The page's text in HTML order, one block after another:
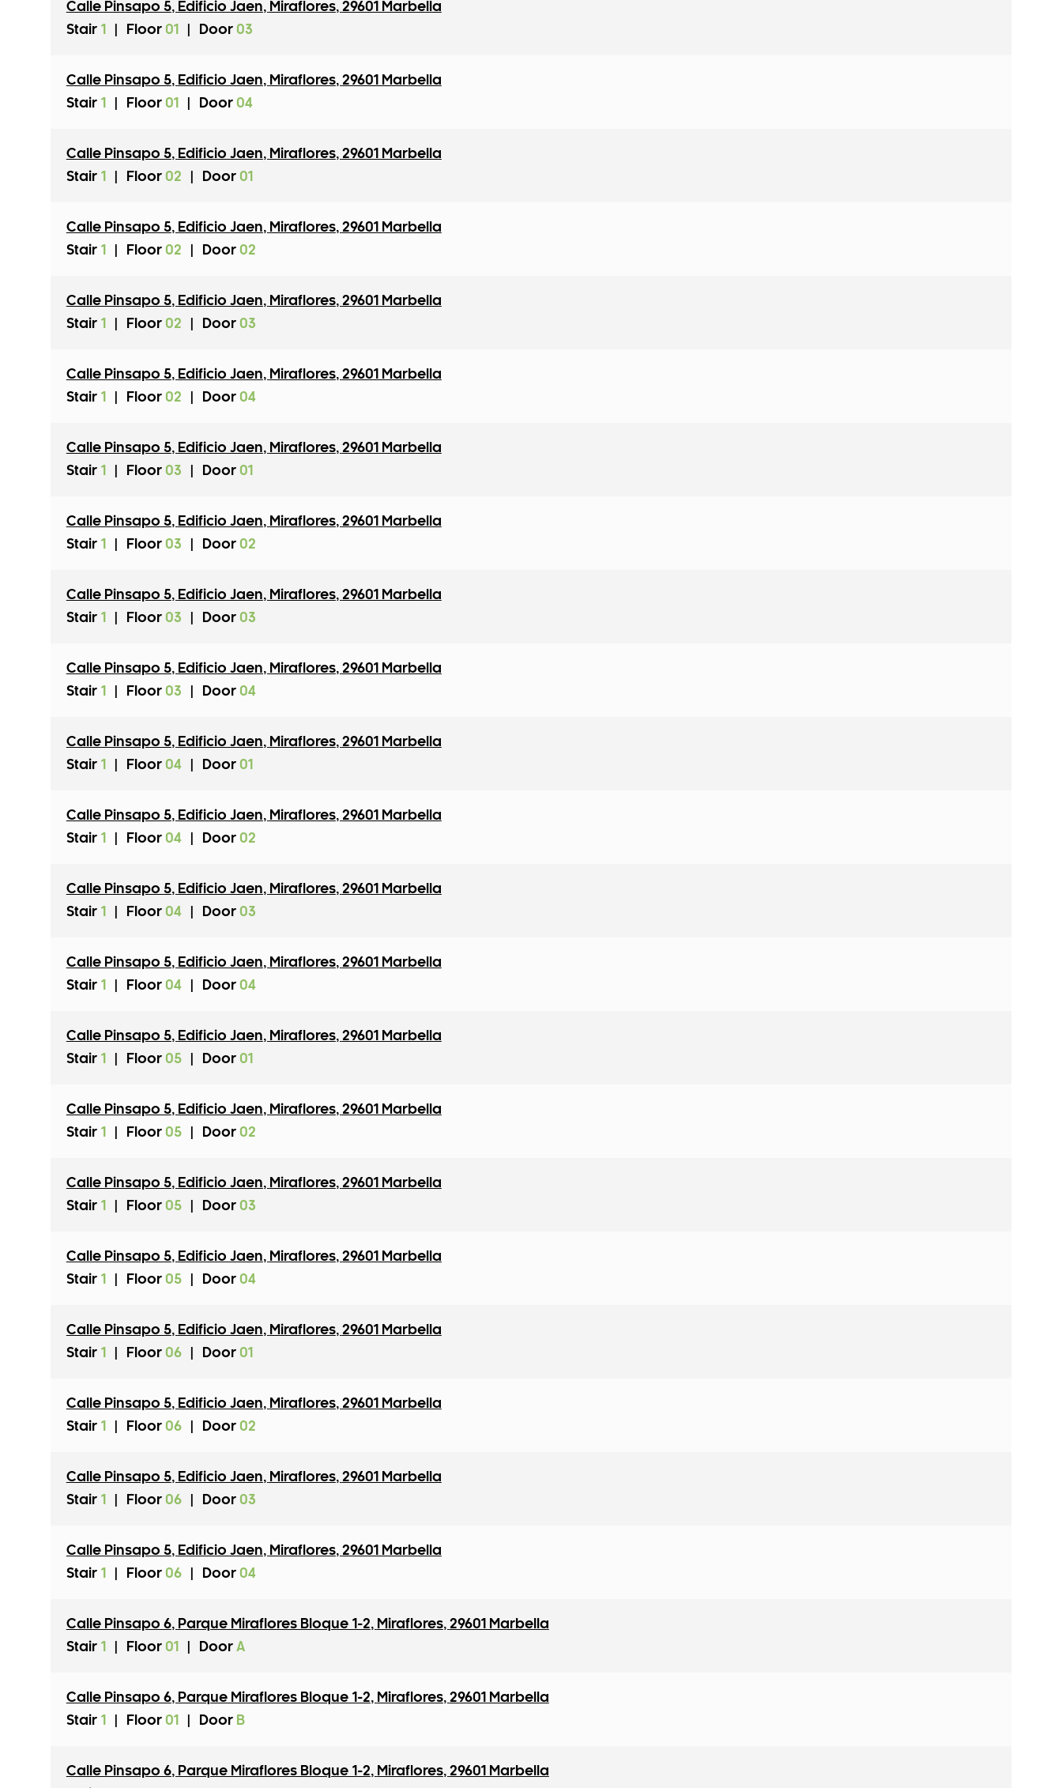
Calle Pinsapo 5, Edificio Jaen, Miraflores, 29601 Marbella
Stair 1 Floor 01 Door 03
Calle Pinsapo 5, Edificio Jaen, Miraflores, 29601 Marbella
Stair 1 Floor 01 Door 04
Calle Pinsapo 5, Edificio Jaen, Miraflores, 29601 Marbella
Stair 1 Floor 02 Door 01
Calle Pinsapo 5, Edificio Jaen, Miraflores, 29601 Marbella
Stair 1 Floor 02 Door 02
Calle Pinsapo 5, Edificio Jaen, Miraflores, 29601 Marbella
Stair 1 Floor 02 Door 03
Calle Pinsapo 5, Edificio Jaen, Miraflores, 29601 Marbella
Stair 1 Floor 02 Door 04
Calle Pinsapo 5, Edificio Jaen, Miraflores, 29601 Marbella
Stair 1 Floor 03 Door 01
Calle Pinsapo 5, Edificio Jaen, Miraflores, 29601 Marbella
Stair 1 Floor 03 Door 02
Calle Pinsapo 5, Edificio Jaen, Miraflores, 29601 Marbella
Stair 1 Floor 03 Door 03
Calle Pinsapo 5, Edificio Jaen, Miraflores, 29601 Marbella
Stair 1 Floor 03 Door 04
Calle Pinsapo 5, Edificio Jaen, Miraflores, 29601 Marbella
Stair 1 Floor 04 Door 01
Calle Pinsapo 5, Edificio Jaen, Miraflores, 29601 Marbella
Stair 1 Floor 04 Door 02
Calle Pinsapo 5, Edificio Jaen, Miraflores, 29601 Marbella
Stair 1 Floor 04 Door 03
Calle Pinsapo 5, Edificio Jaen, Miraflores, 29601 Marbella
Stair 1 Floor 04 Door 04
Calle Pinsapo 5, Edificio Jaen, Miraflores, 29601 Marbella
Stair 1 Floor 05 Door 01
Calle Pinsapo 5, Edificio Jaen, Miraflores, 29601 Marbella
Stair 1 Floor 05 Door 02
Calle Pinsapo 5, Edificio Jaen, Miraflores, 29601 Marbella
Stair 1 Floor 05 Door 03
Calle Pinsapo 5, Edificio Jaen, Miraflores, 29601 Marbella
Stair 1 Floor 05 Door 04
Calle Pinsapo 5, Edificio Jaen, Miraflores, 29601 Marbella
Stair 1 Floor 06 Door 01
Calle Pinsapo 5, Edificio Jaen, Miraflores, 29601 Marbella
Stair 1 Floor 06 Door 02
Calle Pinsapo 5, Edificio Jaen, Miraflores, 29601 Marbella
Stair 1 Floor 06 Door 03
Calle Pinsapo 5, Edificio Jaen, Miraflores, 29601 Marbella
Stair 1 Floor 06 Door 04
Calle Pinsapo 6, Parque Miraflores Bloque 1-2, Miraflores, 29601 Marbella
Stair 1 Floor 01 Door A
Calle Pinsapo 6, Parque Miraflores Bloque 1-2, Miraflores, 29601 Marbella
Stair 1 Floor 01 Door B
Calle Pinsapo 6, Parque Miraflores Bloque 1-2, Miraflores, 29601 Marbella